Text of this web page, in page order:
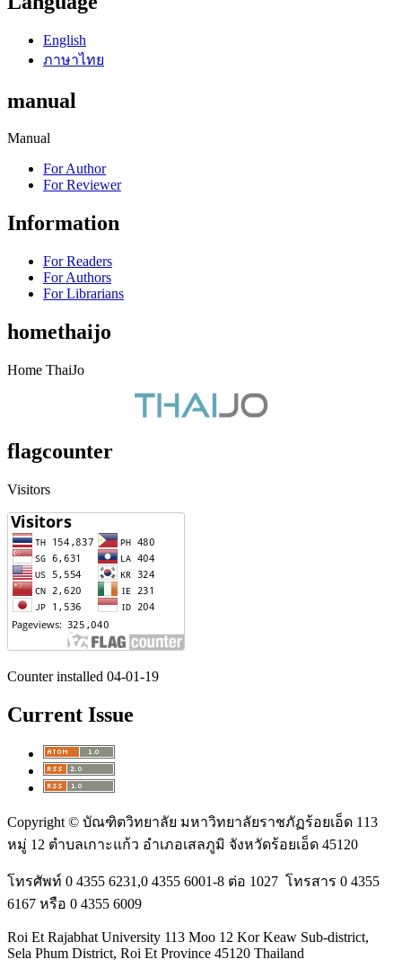
English
ภาษาไทย
manual
Manual
For Author
For Reviewer
Information
For Readers
For Authors
For Librarians
homethaijo
Home ThaiJo
flagcounter
Visitors
Counter installed 04-01-19
Current Issue
Copyright © บัณฑิตวิทยาลัย มหาวิทยาลัยราชภัฏร้อยเอ็ด 113
หมู่ 12 ตำบลเกาะแก้ว อำเภอเสลภูมิ จังหวัดร้อยเอ็ด 45120
โทรศัพท์ 0 4355 6231,0 4355 6001-8 ต่อ 1027 โทรสาร 0 4355
6167 หรือ 0 4355 6009
Roi Et Rajabhat University 113 Moo 12 Kor Keaw Sub-district,
Sela Phum District, Roi Et Province 45120 Thailand